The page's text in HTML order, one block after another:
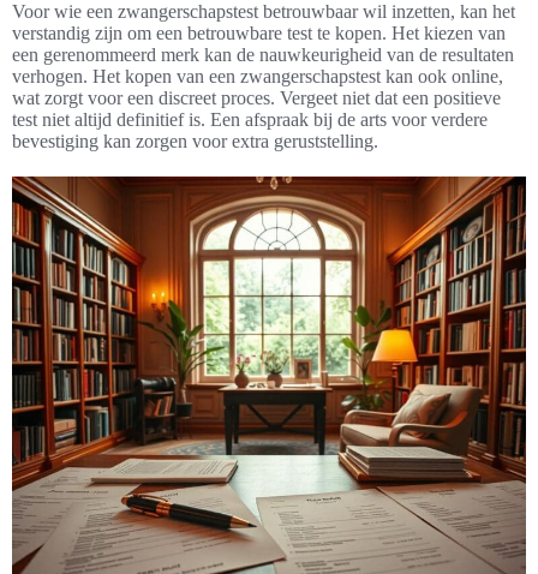
Voor wie een zwangerschapstest betrouwbaar wil inzetten, kan het
verstandig zijn om een betrouwbare test te kopen. Het kiezen van
een gerenommeerd merk kan de nauwkeurigheid van de resultaten
verhogen. Het kopen van een zwangerschapstest kan ook online,
wat zorgt voor een discreet proces. Vergeet niet dat een positieve
test niet altijd definitief is. Een afspraak bij de arts voor verdere
bevestiging kan zorgen voor extra geruststelling.